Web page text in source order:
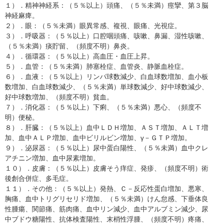
１）．精神神経系：（５％以上）頭痛、（５％未満）痙攣、第３脳
神経麻痺。
２）．眼：（５％未満）眼異常感、複視、眼痛、光視症。
３）．呼吸器：（５％以上）口腔咽頭痛、咳嗽、鼻漏、湿性咳嗽、
（５％未満）痰貯留、（頻度不明）鼻炎。
４）．循環器：（５％以上）高血圧・血圧上昇。
５）．血管：（５％未満）肺塞栓症、血管炎、静脈血栓症。
６）．血液：（５％以上）リンパ球数減少、白血球数増加、血小板
数増加、白血球数減少、（５％未満）単球数減少、好中球数減少、
好中球数増加、（頻度不明）貧血。
７）．消化器：（５％以上）下痢、（５％未満）悪心、（頻度不
明）便秘。
８）．肝臓：（５％以上）血中ＬＤＨ増加、ＡＳＴ増加、ＡＬＴ増
加、血中ＡＬＰ増加、血中ビリルビン増加、γ－ＧＴＰ増加。
９）．泌尿器：（５％以上）尿中蛋白陽性、（５％未満）血中クレ
アチニン増加、血中尿素増加。
１０）．皮膚：（５％以上）皮膚そう痒症、発疹、（頻度不明）術
後創合併症、多毛症。
１１）．その他：（５％以上）発熱、Ｃ－反応性蛋白増加、悪寒、
胸痛、血中トリグリセリド増加、（５％未満）けん怠感、下垂体良
性腫瘍、関節痛、筋肉痛、血中リン減少、血中アルブミン減少、尿
中ブドウ糖陽性、抗体検査陽性、末梢性浮腫、（頻度不明）疼痛、